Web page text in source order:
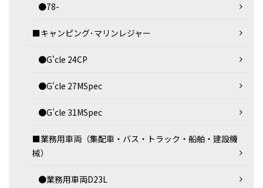
●78-
■キャンピング･マリンレジャー
●G'cle 24CP
●G'cle 27MSpec
●G'cle 31MSpec
■業務用車両（集配車・バス・トラック・船舶・建設機
械）
●業務用車両D23L